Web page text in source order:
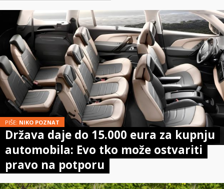
PIŠE: NIKO POZNAT
Država daje do 15.000 eura za kupnju
automobila: Evo tko može ostvariti
pravo na potporu